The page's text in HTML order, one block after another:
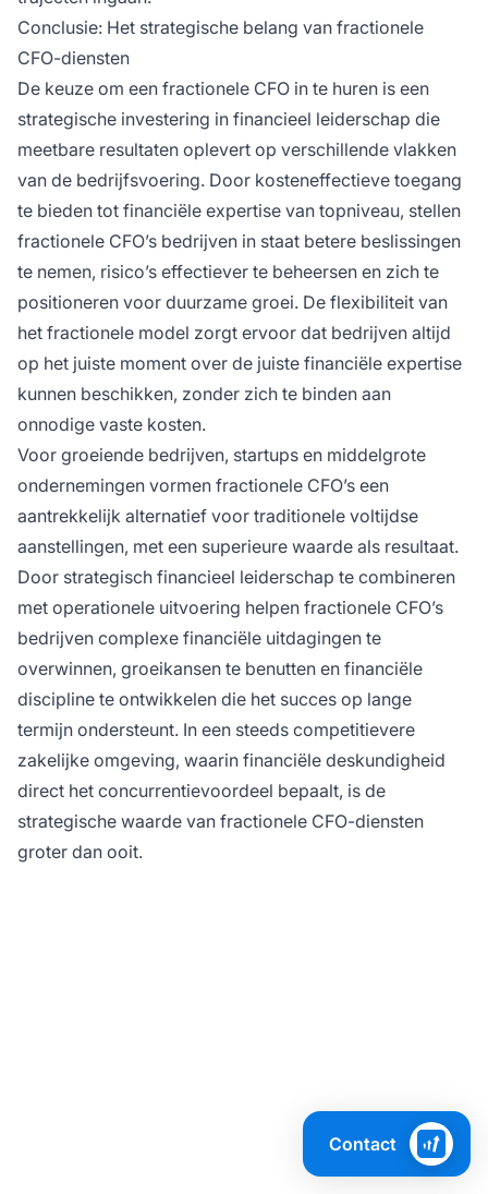
Conclusie: Het strategische belang van fractionele
CFO-diensten
De keuze om een fractionele CFO in te huren is een
strategische investering in financieel leiderschap die
meetbare resultaten oplevert op verschillende vlakken
van de bedrijfsvoering. Door kosteneffectieve toegang
te bieden tot financiële expertise van topniveau, stellen
fractionele CFO’s bedrijven in staat betere beslissingen
te nemen, risico’s effectiever te beheersen en zich te
positioneren voor duurzame groei. De flexibiliteit van
het fractionele model zorgt ervoor dat bedrijven altijd
op het juiste moment over de juiste financiële expertise
kunnen beschikken, zonder zich te binden aan
onnodige vaste kosten.
Voor groeiende bedrijven, startups en middelgrote
ondernemingen vormen fractionele CFO’s een
aantrekkelijk alternatief voor traditionele voltijdse
aanstellingen, met een superieure waarde als resultaat.
Door strategisch financieel leiderschap te combineren
met operationele uitvoering helpen fractionele CFO’s
bedrijven complexe financiële uitdagingen te
overwinnen, groeikansen te benutten en financiële
discipline te ontwikkelen die het succes op lange
termijn ondersteunt. In een steeds competitievere
zakelijke omgeving, waarin financiële deskundigheid
direct het concurrentievoordeel bepaalt, is de
strategische waarde van fractionele CFO-diensten
groter dan ooit.
Transformeer uw
financiële leiderschap
Contact